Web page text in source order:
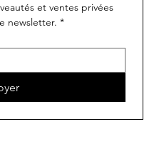
et ventes privées
newsletter. *